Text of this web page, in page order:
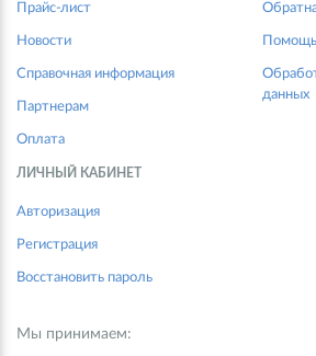
Прайс-лист
Новости
Справочная информация
Партнерам
Оплата
Помощь
данных
ЛИЧНЫЙ КАБИНЕТ
Авторизация
Регистрация
Восстановить пароль
Мы принимаем: